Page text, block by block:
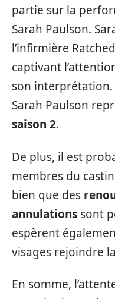
partie sur la
Sarah Paulson.
l’infirmière
captivant
son interprétation.
Sarah Paulson
saison 2.
De plus, il est
membres du
bien que des
annulations sont
espèrent
visages rejoindre
En somme,